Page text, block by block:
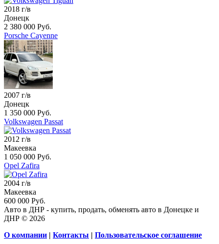
2018 г/в
Донецк
2 380 000 Руб.
Porsche Cayenne
2007 г/в
Донецк
1 350 000 Руб.
Volkswagen Passat
2012 г/в
Макеевка
1 050 000 Руб.
Opel Zafira
2004 г/в
Макеевка
600 000 Руб.
Авто в ДНР - купить, продать, обменять авто в Донецке и
ДНР © 2026
О компании | Контакты | Пользовательское соглашение